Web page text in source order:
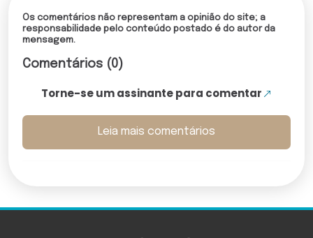
Os comentários não representam a opinião do site; a
responsabilidade pelo conteúdo postado é do autor da
mensagem.
Comentários (0)
Torne-se um assinante para comentar
Leia mais comentários